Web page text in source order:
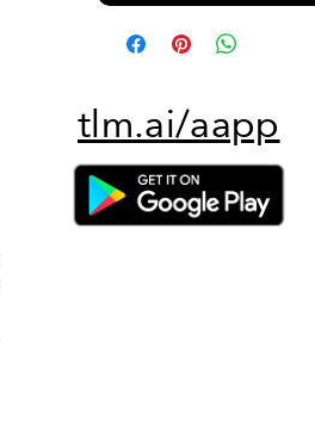
tlm.ai/aapp